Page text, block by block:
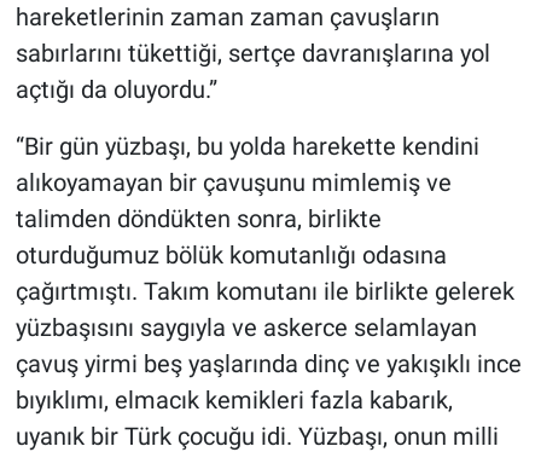
hareketlerinin zaman zaman çavuşların
sabırlarını tükettiği, sertçe davranışlarına yol
açtığı da oluyordu.”
“Bir gün yüzbaşı, bu yolda harekette kendini
alıkoyamayan bir çavuşunu mimlemiş ve
talimden döndükten sonra, birlikte
oturduğumuz bölük komutanlığı odasına
çağırtmıştı. Takım komutanı ile birlikte gelerek
yüzbaşısını saygıyla ve askerce selamlayan
çavuş yirmi beş yaşlarında dinç ve yakışıklı ince
bıyıklımı, elmacık kemikleri fazla kabarık,
uyanık bir Türk çocuğu idi. Yüzbaşı, onun milli